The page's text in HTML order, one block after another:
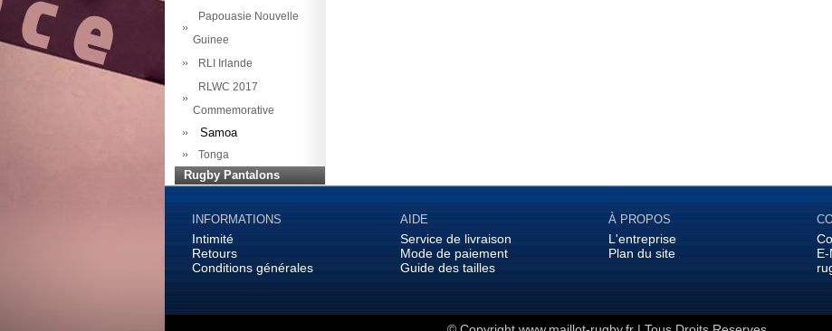
Papouasie Nouvelle
Guinee
RLI Irlande
RLWC 2017
Commemorative
Samoa
Tonga
Rugby Pantalons
INFORMATIONS
Intimité
Retours
Conditions générales
AIDE
Service de livraison
Mode de paiement
Guide des tailles
À PROPOS
L'entreprise
Plan du site